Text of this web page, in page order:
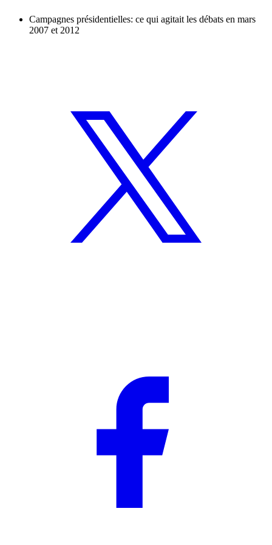
Campagnes présidentielles: ce qui agitait les débats en mars
2007 et 2012